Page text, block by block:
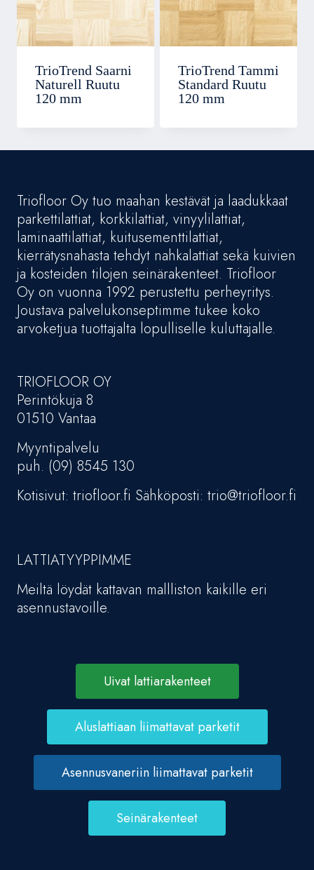
TrioTrend Saarni
Naturell Ruutu
120 mm
TrioTrend Tammi
Standard Ruutu
120 mm
Triofloor Oy tuo maahan kestävät ja laadukkaat
parkettilattiat, korkkilattiat, vinyylilattiat,
laminaattilattiat, kuitusementtilattiat,
kierrätysnahasta tehdyt nahkalattiat sekä kuivien
ja kosteiden tilojen seinärakenteet. Triofloor
Oy on vuonna 1992 perustettu perheyritys.
Joustava palvelukonseptimme tukee koko
arvoketjua tuottajalta lopulliselle kuluttajalle.
TRIOFLOOR OY
Perintökuja 8
01510 Vantaa
Myyntipalvelu
puh. (09) 8545 130
Kotisivut: triofloor.fi Sähköposti: trio@triofloor.fi
LATTIATYYPPIMME
Meiltä löydät kattavan mallliston kaikille eri
asennustavoille.
Uivat lattiarakenteet
Aluslattiaan liimattavat parketit
Asennusvaneriin liimattavat parketit
Seinärakenteet